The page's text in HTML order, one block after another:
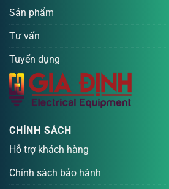
Sản phẩm
Tư vấn
Tuyển dụng
CHÍNH SÁCH
Hỗ trợ khách hàng
Chính sách bảo hành